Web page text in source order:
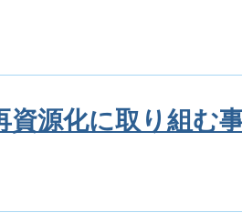
資源化に取り組む